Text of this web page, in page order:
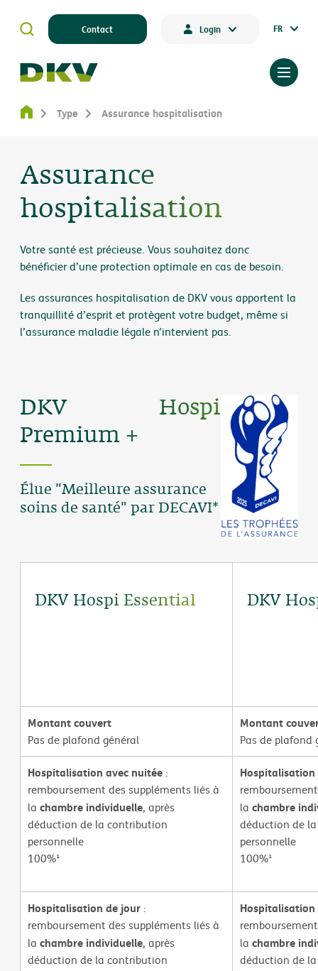
Contact Login FR
Assurance
hospitalisation
Votre santé est précieuse. Vous souhaitez donc
bénéficier d’une protection optimale en cas de besoin.
Les assurances hospitalisation de DKV vous apportent la
tranquillité d’esprit et protègent votre budget, même si
l’assurance maladie légale n’intervient pas.
Type Assurance hospitalisation
DKV Hospi
Premium +
Élue "Meilleure assurance
soins de santé" par DECAVI*
DKV Hospi Essential
Montant couvert
Pas de plafond général
Hospitalisation avec nuitée :
remboursement des suppléments liés à
la chambre individuelle, après
déduction de la contribution
personnelle
100%¹
Hospitalisation de jour :
remboursement des suppléments liés à
la chambre individuelle, après
déduction de la contribution
DKV
Montant
Pas de plafond
Hospitalisation
la chambre
déduction de
personnelle
100%¹
la chambre
déduction de